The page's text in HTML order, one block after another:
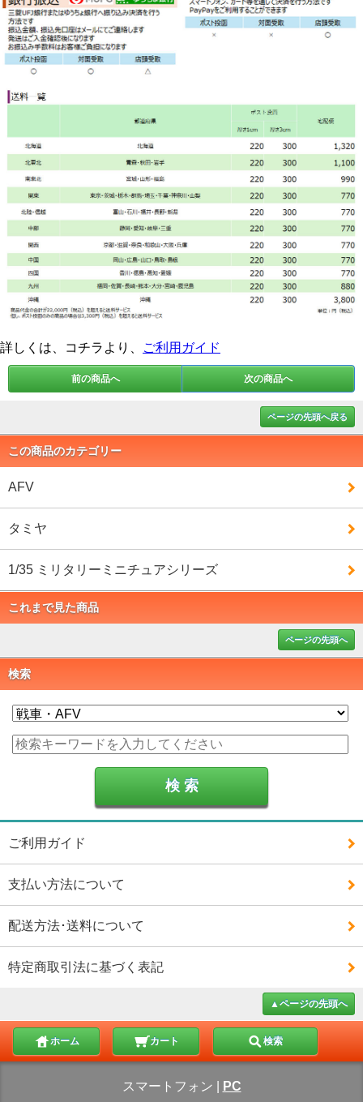
詳しくは、コチラより、 ご利用ガイド
前の商品へ 次の商品へ
ページの先頭へ戻る
この商品のカテゴリー
AFV
タミヤ
1/35 ミリタリーミニチュアシリーズ
これまで見た商品
ページの先頭へ
検索
ご利用ガイド
支払い方法について
配送方法･送料について
特定商取引法に基づく表記
▲ページの先頭へ
ホーム カート 検索
スマートフォン PC